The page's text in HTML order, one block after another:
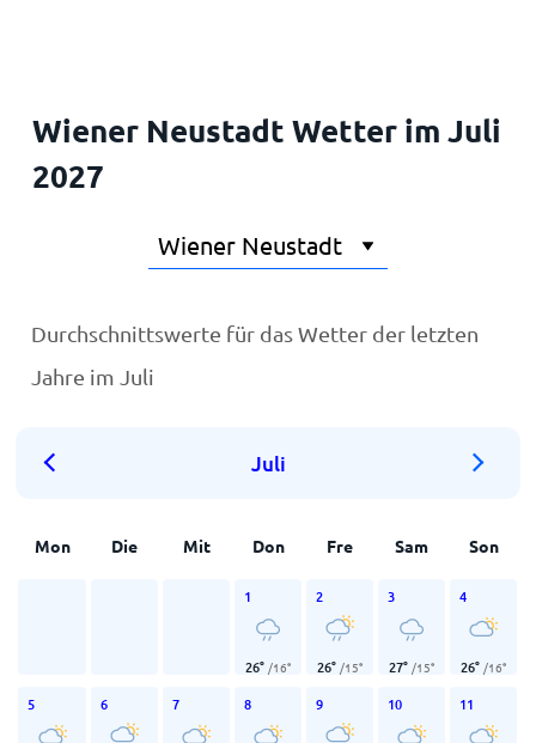
Wiener Neustadt Wetter im Juli
2027
Durchschnittswerte für das Wetter der letzten
Jahre im Juli
Juli
Mon Die Mit Don Fre Sam Son
1
26° /16°
2
26° /15°
3
27° /15°
4
26° /16°
5 6 7 8 9 10 11